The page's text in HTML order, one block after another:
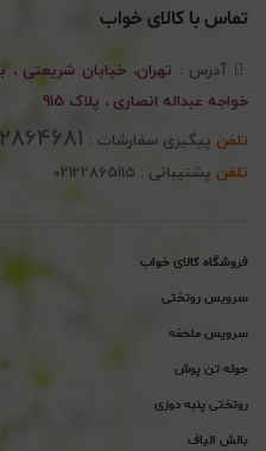
تماس با کالای خواب
آدرس : تهران، خیابان شریعتی ،
خواجه عبداله انصاری ، پلاک 915
تلفن پیگیری سفارشات :
تلفن پشتیبانی : 02122865115
فروشگاه کالای خواب
سرویس روتختی
سرویس ملحفه
حوله تن پوش
روتختی پنبه دوزی
بالش الیاف